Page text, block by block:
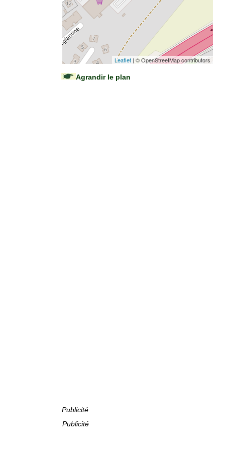
Leaflet | © OpenStreetMap contributors
Agrandir le plan
Publicité
Publicité